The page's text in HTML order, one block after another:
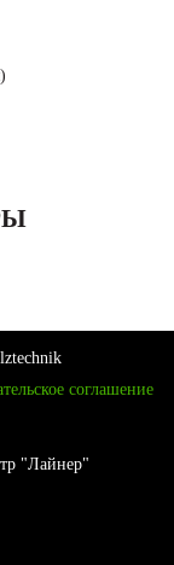
соглашение
"Лайнер"